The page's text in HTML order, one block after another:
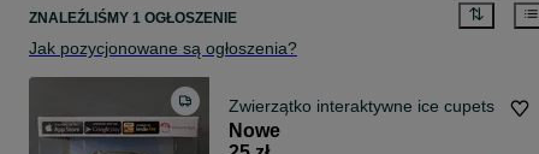
ZNALEŹLIŚMY 1 OGŁOSZENIE
Jak pozycjonowane są ogłoszenia?
Zwierzątko interaktywne ice cupets
Nowe